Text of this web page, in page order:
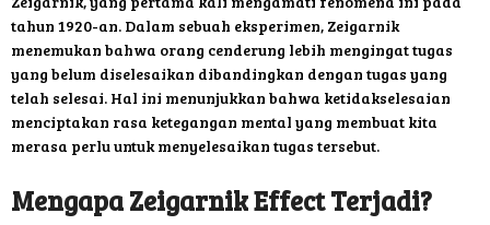
tahun 1920-an. Dalam sebuah eksperimen, Zeigarnik
menemukan bahwa orang cenderung lebih mengingat tugas
yang belum diselesaikan dibandingkan dengan tugas yang
telah selesai. Hal ini menunjukkan bahwa ketidakselesaian
menciptakan rasa ketegangan mental yang membuat kita
merasa perlu untuk menyelesaikan tugas tersebut.
Mengapa Zeigarnik Effect Terjadi?